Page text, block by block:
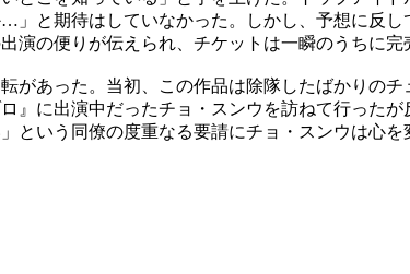
」と期待はしていなかった。しかし、予想に反
演の便りが伝えられ、チケットは一瞬のうちに
があった。当初、この作品は除隊したばかりの
』に出演中だったチョ・スンウを訪ねて行った
という同僚の度重なる要請にチョ・スンウは心